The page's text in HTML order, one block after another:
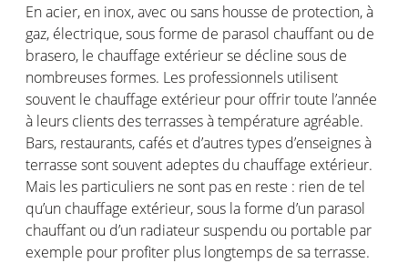
En acier, en inox, avec ou sans housse de protection, à
gaz, électrique, sous forme de parasol chauffant ou de
brasero, le chauffage extérieur se décline sous de
nombreuses formes. Les professionnels utilisent
souvent le chauffage extérieur pour offrir toute l’année
à leurs clients des terrasses à température agréable.
Bars, restaurants, cafés et d’autres types d’enseignes à
terrasse sont souvent adeptes du chauffage extérieur.
Mais les particuliers ne sont pas en reste : rien de tel
qu’un chauffage extérieur, sous la forme d’un parasol
chauffant ou d’un radiateur suspendu ou portable par
exemple pour profiter plus longtemps de sa terrasse.